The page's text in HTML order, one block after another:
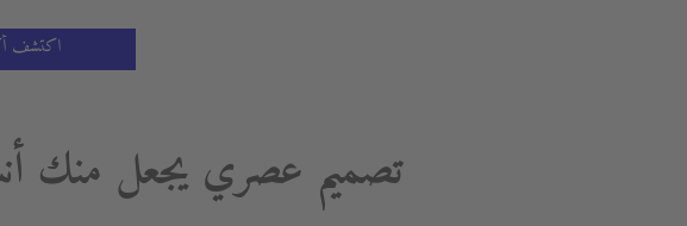
اكتشف
تصميم عصري يجعل منك